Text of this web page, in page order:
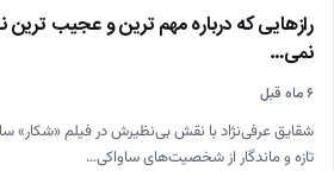
رازهایی که درباره مهم ترین و عجیب
نمی…
۶ ماه قبل
شقایق عرفی‌نژاد با نقش بی‌نظیرش در فیلم «شکار»
تازه و ماندگار از شخصیت‌های ساواکی…